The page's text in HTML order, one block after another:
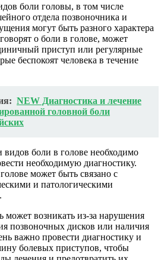
боли головы, в том числе
отдела позвоночника и
могут быть разного характера
о боли в голове, может
приступ или регулярные
беспокоят человека в течение
NEW Диагностика и лечение
головной боли
боли в голове необходимо
необходимую диагностику.
может быть связано с
и патологическими
может возникать из-за нарушения
позвоночных дисков или наличия
важно провести диагностику и
болевых приступов, чтобы